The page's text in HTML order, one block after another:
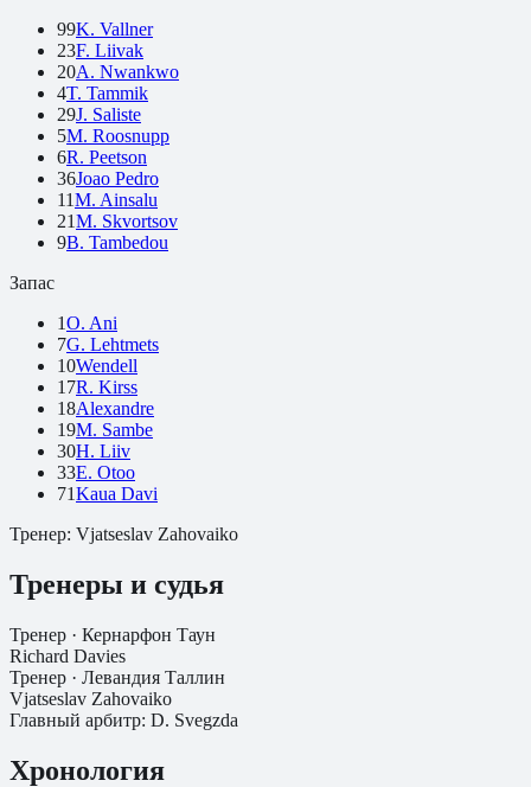
99K. Vallner
23F. Liivak
20A. Nwankwo
4T. Tammik
29J. Saliste
5M. Roosnupp
6R. Peetson
36Joao Pedro
11M. Ainsalu
21M. Skvortsov
9B. Tambedou
Запас
1O. Ani
7G. Lehtmets
10Wendell
17R. Kirss
18Alexandre
19M. Sambe
30H. Liiv
33E. Otoo
71Kaua Davi
Тренер: Vjatseslav Zahovaiko
Тренеры и судья
Тренер · Кернарфон Таун
Richard Davies
Тренер · Левандия Таллин
Vjatseslav Zahovaiko
Главный арбитр: D. Svegzda
Хронология